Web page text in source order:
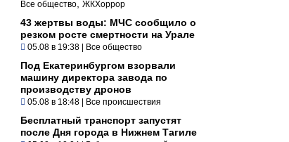
Все общество ЖКХоррор
43 жертвы воды: МЧС сообщило о
резком росте смертности на Урале
05.08 в 19:38 | Все общество
Под Екатеринбургом взорвали
машину директора завода по
производству дронов
05.08 в 18:48 | Все происшествия
Бесплатный транспорт запустят
после Дня города в Нижнем Тагиле